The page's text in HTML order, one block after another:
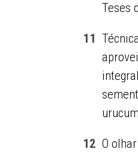
Teses
11
urucum
12 O olhar